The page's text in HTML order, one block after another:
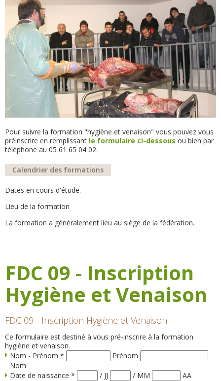
Pour suivre la formation "hygiène et venaison" vous pouvez vous
préinscrire en remplissant le formulaire ci-dessous ou bien par
téléphone au 05 61 65 04 02.
Calendrier des formations
Dates en cours d'étude.
Lieu de la formation
La formation a généralement lieu au siège de la fédération.
FDC 09 - Inscription
Hygiène et Venaison
FDC 09 - Inscription Hygiène et Venaison
Ce formulaire est destiné à vous pré-inscrire à la formation
hygiène et venaison.
Nom - Prénom *
Prénom
Nom
Date de naissance * / JJ / MM AA